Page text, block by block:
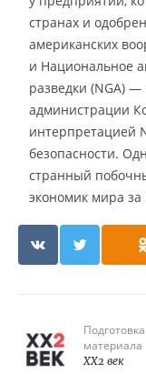
странах и
американских
и Национальное
разведки (NGA)
администрации
интерпретацией
безопасности.
странный
экономик мира за
Подготовка
материала
XX2 век